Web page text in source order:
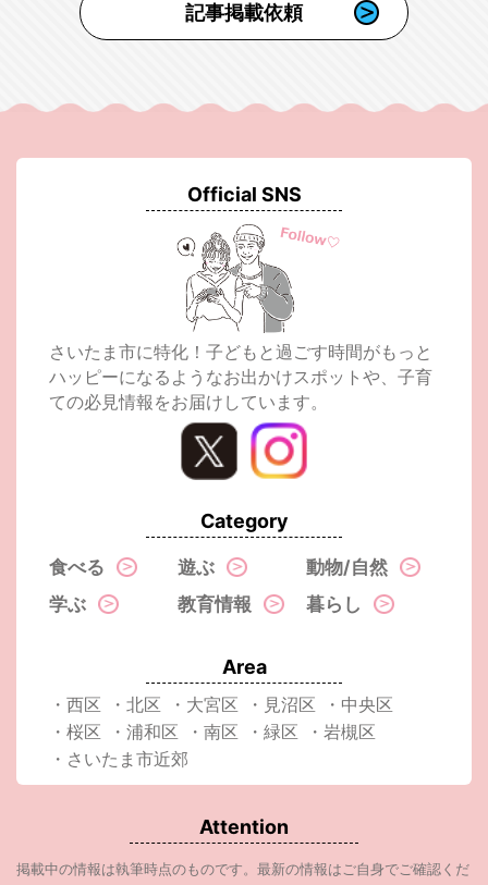
記事掲載依頼
Official SNS
さいたま市に特化！子どもと過ごす時間がもっと
ハッピーになるようなお出かけスポットや、子育
ての必見情報をお届けしています。
Category
食べる 遊ぶ
動物/自然
学ぶ
教育情報 暮らし
Area
・西区 ・北区 ・大宮区 ・見沼区
・中央区
・桜区
・浦和区 ・南区 ・緑区
・岩槻区
・さいたま市近郊
Attention
掲載中の情報は執筆時点のものです。最新の情報はご自身でご確認くだ